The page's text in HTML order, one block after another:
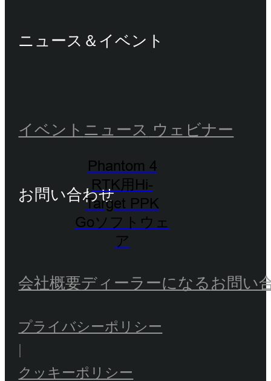
Phantom 4
RTK用Hi-
Target PPK
Goソフトウェ
ア
ニュース＆イベント
イベント ニュース ウェビナー
お問い合わせ
会社概要ディーラーになるお問い
プライバシーポリシー
|
クッキーポリシー